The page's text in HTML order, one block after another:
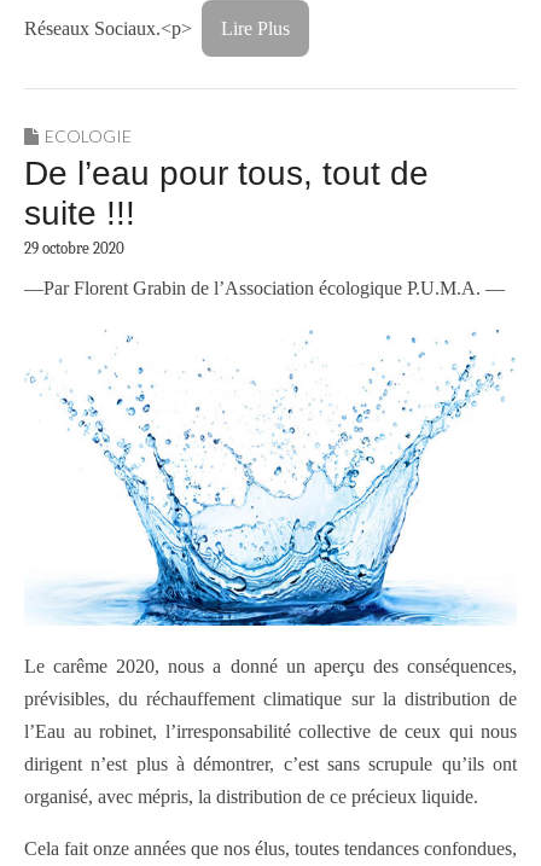
Réseaux Sociaux.<p> Lire Plus
ECOLOGIE
De l’eau pour tous, tout de
suite !!!
29 octobre 2020
—Par Florent Grabin de l’Association écologique P.U.M.A. —
Le carême 2020, nous a donné un aperçu des conséquences,
prévisibles, du réchauffement climatique sur la distribution de
l’Eau au robinet, l’irresponsabilité collective de ceux qui nous
dirigent n’est plus à démontrer, c’est sans scrupule qu’ils ont
organisé, avec mépris, la distribution de ce précieux liquide.
Cela fait onze années que nos élus, toutes tendances confondues,